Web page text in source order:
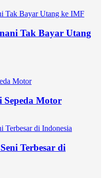
Tak Bayar Utang
Sepeda Motor
Terbesar di